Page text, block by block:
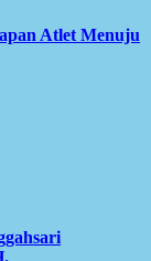
Atlet Menuju